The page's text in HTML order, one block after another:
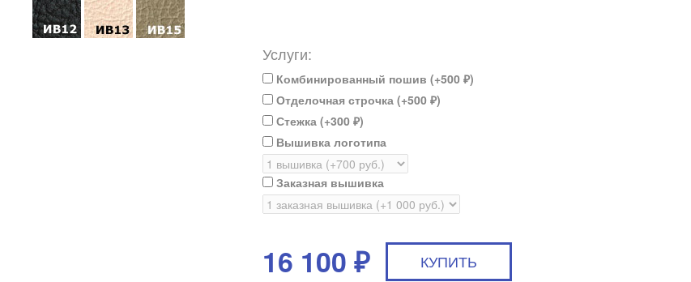
Услуги:
Комбинированный пошив (+500 ₽)
Отделочная строчка (+500 ₽)
Стежка (+300 ₽)
Вышивка логотипа
Заказная вышивка
16 100 ₽